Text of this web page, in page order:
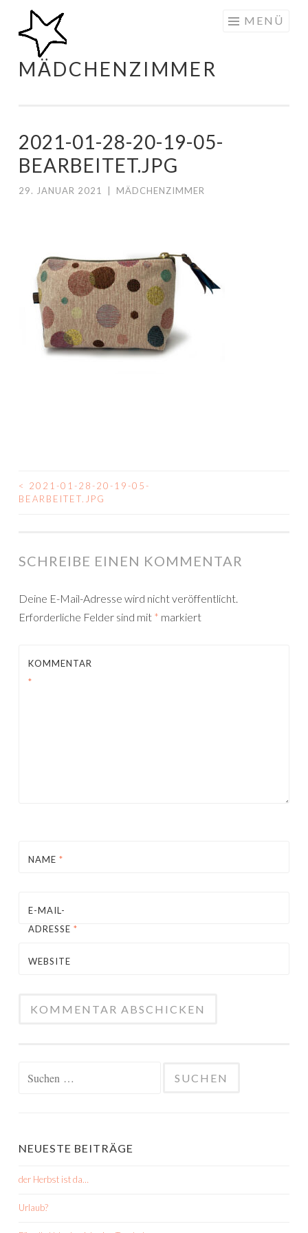
Zum
Inhalt
springen
MÄDCHENZIMMER
MENÜ
2021-01-28-20-19-05-
BEARBEITET.JPG
29. JANUAR 2021 MÄDCHENZIMMER
BEITRAGSNAVIGATION
<
2021-01-28-20-19-05-
BEARBEITET.JPG
SCHREIBE EINEN KOMMENTAR
Deine E-Mail-Adresse wird nicht veröffentlicht.
Erforderliche Felder sind mit * markiert
KOMMENTAR
*
NAME *
E-MAIL-
ADRESSE *
WEBSITE
NEUESTE BEITRÄGE
der Herbst ist da…
Urlaub?